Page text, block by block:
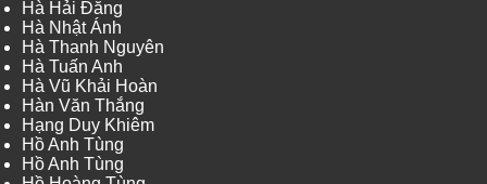
Hà Hải Đăng
Hà Nhật Ánh
Hà Thanh Nguyên
Hà Tuấn Anh
Hà Vũ Khải Hoàn
Hàn Văn Thắng
Hạng Duy Khiêm
Hồ Anh Tùng
Hồ Anh Tùng